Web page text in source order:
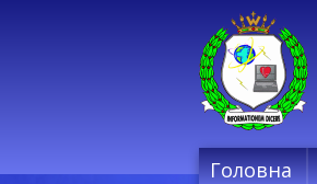
Головна